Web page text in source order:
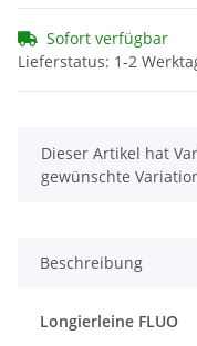
Sofort verfügbar
Lieferstatus: 1-2
x
Dieser Artikel hat
gewünschte
Beschreibung
Longierleine FLUO